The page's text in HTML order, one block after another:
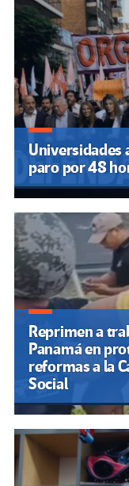
Universidades
paro por 48
Reprimen a
Panamá en
reformas a la
Social